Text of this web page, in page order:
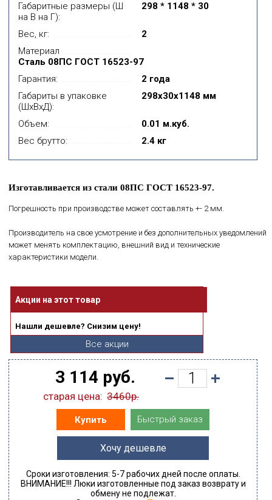
Габаритные размеры (Ш
на В на Г):
298 * 1148 * 30
Вес, кг:
2
Материал
Сталь 08ПС ГОСТ 16523-97
Гарантия:
2 года
Габариты в упаковке
(ШхВхД):
298x30x1148 мм
Объем:
0.01 м.куб.
Вес брутто:
2.4 кг
Изготавливается из стали 08ПС ГОСТ 16523-97.
Погрешность при производстве может составлять +- 2 мм.
Производитель на свое усмотрение и без дополнительных уведомлений
может менять комплектацию, внешний вид и технические
характеристики модели.
Акции на этот товар
Нашли дешевле? Снизим цену!
Все акции
3 114 руб.
старая цена: 3460р.
Купить Быстрый заказ
Хочу дешевле
Сроки изготовления: 5-7 рабочих дней после оплаты.
ВНИМАНИЕ!!! Люки изготовленные под заказ возврату и
обмену не подлежат.